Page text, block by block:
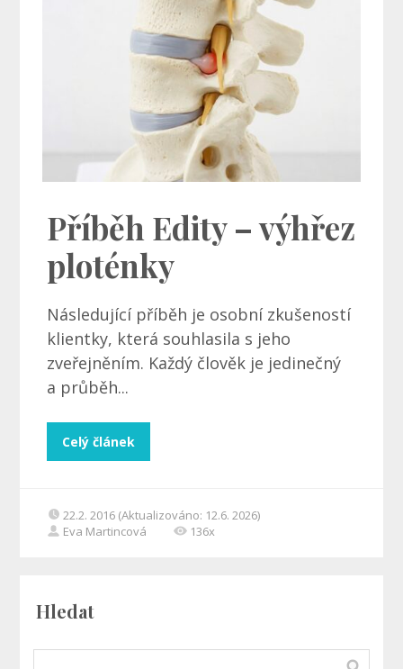
Příběh Edity – výhřez
ploténky
Následující příběh je osobní zkušeností
klientky, která souhlasila s jeho
zveřejněním. Každý člověk je jedinečný
a průběh...
Celý článek
22.2. 2016 (Aktualizováno: 12.6. 2026)
Eva Martincová
136x
Hledat